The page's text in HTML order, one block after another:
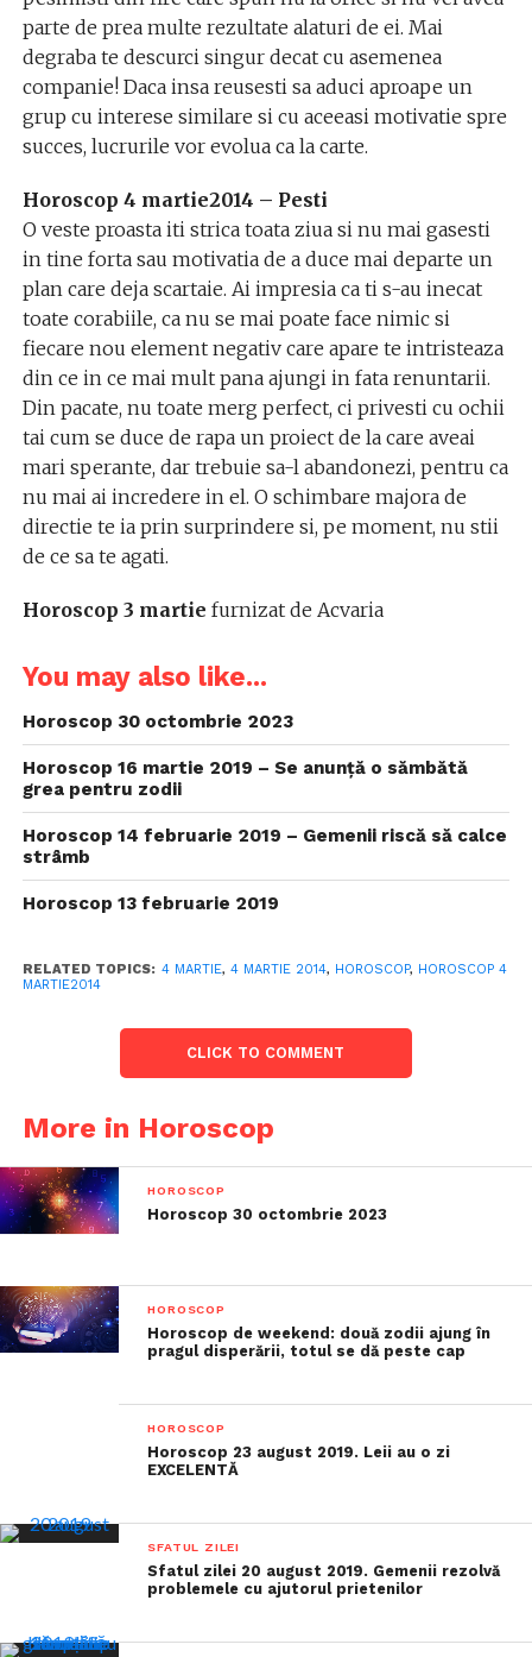
parte de prea multe rezultate alaturi de ei. Mai
degraba te descurci singur decat cu asemenea
companie! Daca insa reusesti sa aduci aproape un
grup cu interese similare si cu aceeasi motivatie spre
succes, lucrurile vor evolua ca la carte.
Horoscop 4 martie2014 – Pesti
O veste proasta iti strica toata ziua si nu mai gasesti
in tine forta sau motivatia de a duce mai departe un
plan care deja scartaie. Ai impresia ca ti s-au inecat
toate corabiile, ca nu se mai poate face nimic si
fiecare nou element negativ care apare te intristeaza
din ce in ce mai mult pana ajungi in fata renuntarii.
Din pacate, nu toate merg perfect, ci privesti cu ochii
tai cum se duce de rapa un proiect de la care aveai
mari sperante, dar trebuie sa-l abandonezi, pentru ca
nu mai ai incredere in el. O schimbare majora de
directie te ia prin surprindere si, pe moment, nu stii
de ce sa te agati.
Horoscop 3 martie furnizat de Acvaria
You may also like...
Horoscop 30 octombrie 2023
Horoscop 16 martie 2019 – Se anunță o sămbătă
grea pentru zodii
Horoscop 14 februarie 2019 – Gemenii riscă să calce
strâmb
Horoscop 13 februarie 2019
RELATED TOPICS: 4 MARTIE, 4 MARTIE 2014, HOROSCOP, HOROSCOP 4
MARTIE2014
CLICK TO COMMENT
More in Horoscop
HOROSCOP
Horoscop 30 octombrie 2023
HOROSCOP
Horoscop de weekend: două zodii ajung în
pragul disperării, totul se dă peste cap
HOROSCOP
Horoscop 23 august 2019. Leii au o zi
EXCELENTĂ
SFATUL ZILEI
Sfatul zilei 20 august 2019. Gemenii rezolvă
problemele cu ajutorul prietenilor